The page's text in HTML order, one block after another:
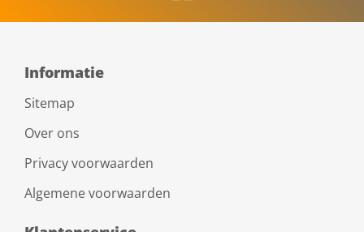
Informatie
Sitemap
Over ons
Privacy voorwaarden
Algemene voorwaarden